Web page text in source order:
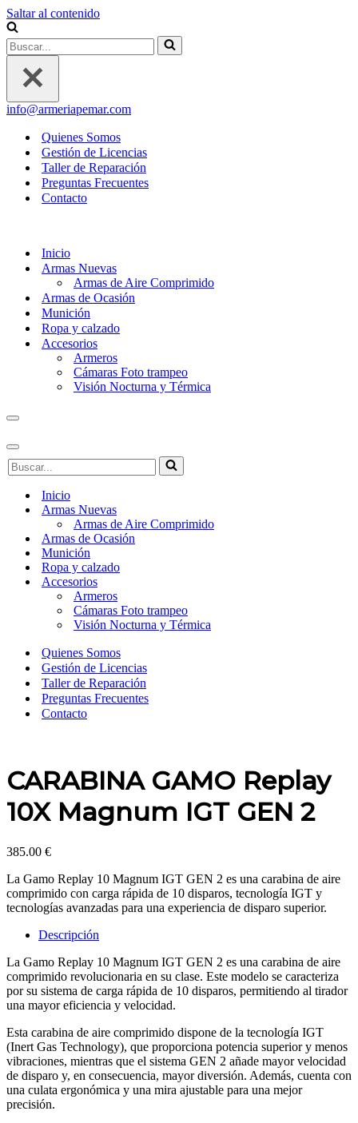
Saltar al contenido
Buscar...
info@armeriapemar.com
Quienes Somos
Gestión de Licencias
Taller de Reparación
Preguntas Frecuentes
Contacto
Inicio
Armas Nuevas
Armas de Aire Comprimido
Armas de Ocasión
Munición
Ropa y calzado
Accesorios
Armeros
Cámaras Foto trampeo
Visión Nocturna y Térmica
Menú
navegación
Menú
de
navegación
Buscar...
Inicio
Armas Nuevas
Armas de Aire Comprimido
Armas de Ocasión
Munición
Ropa y calzado
Accesorios
Armeros
Cámaras Foto trampeo
Visión Nocturna y Térmica
Quienes Somos
Gestión de Licencias
Taller de Reparación
Preguntas Frecuentes
Contacto
CARABINA GAMO Replay
10X Magnum IGT GEN 2
385.00 €
La Gamo Replay 10 Magnum IGT GEN 2 es una carabina de aire
comprimido con carga rápida de 10 disparos, tecnología IGT y
tecnologías avanzadas para una experiencia de disparo superior.
Descripción
La Gamo Replay 10 Magnum IGT GEN 2 es una carabina de aire
comprimido revolucionaria en su clase. Este modelo se caracteriza
por su sistema de carga rápida de 10 disparos, permitiendo al tirador
una mayor eficiencia y velocidad.
Esta carabina de aire comprimido dispone de la tecnología IGT
(Inert Gas Technology), que proporciona potencia superior y menos
vibraciones, mientras que el sistema GEN 2 añade mayor velocidad
de disparo y, en consecuencia, mayor diversión. Además, cuenta con
una culata ergonómica y una mira ajustable para una mejor
precisión.